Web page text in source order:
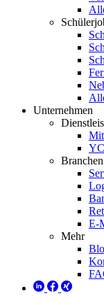
Unternehmen
Branchen
E-
Mehr